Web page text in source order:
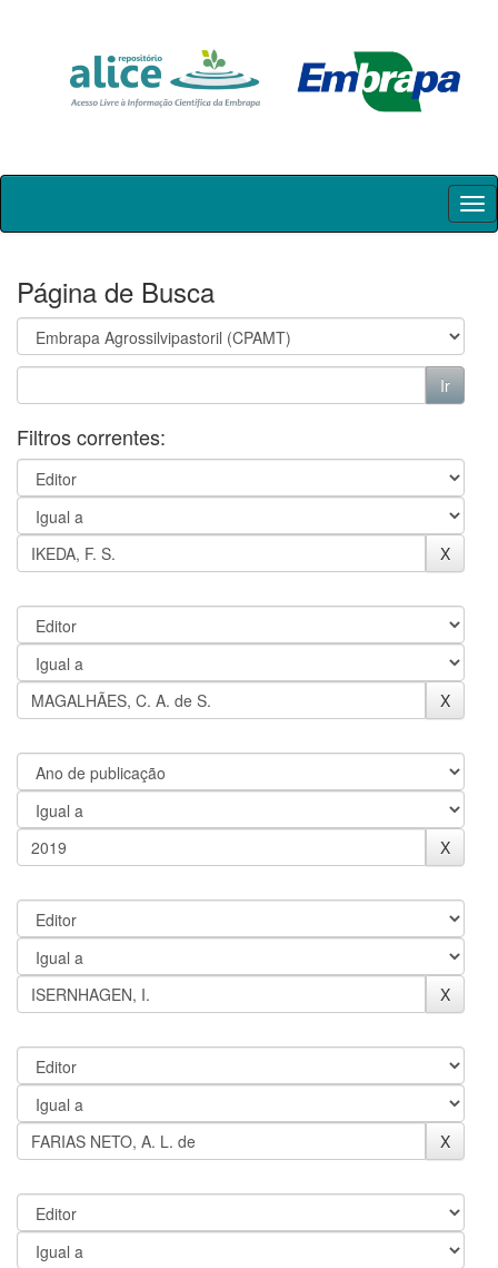
Skip
Página de Busca
Filtros correntes: